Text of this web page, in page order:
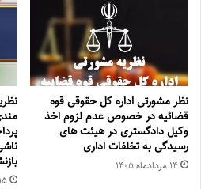
نظر مشورتی اداره کل حقوقی قوه
قضائیه در خصوص عدم لزوم اخذ
وکیل دادگستری در هیئت های
رسیدگی به تخلفات اداری
۱۴ مرداد‌ماه ۱۴۰۵
۱۵ تیر‌ماه ۱۴۰۵